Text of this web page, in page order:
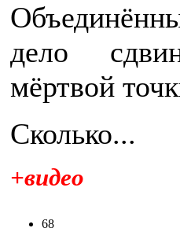
дело
мёртвой
Сколько...
+видео
68